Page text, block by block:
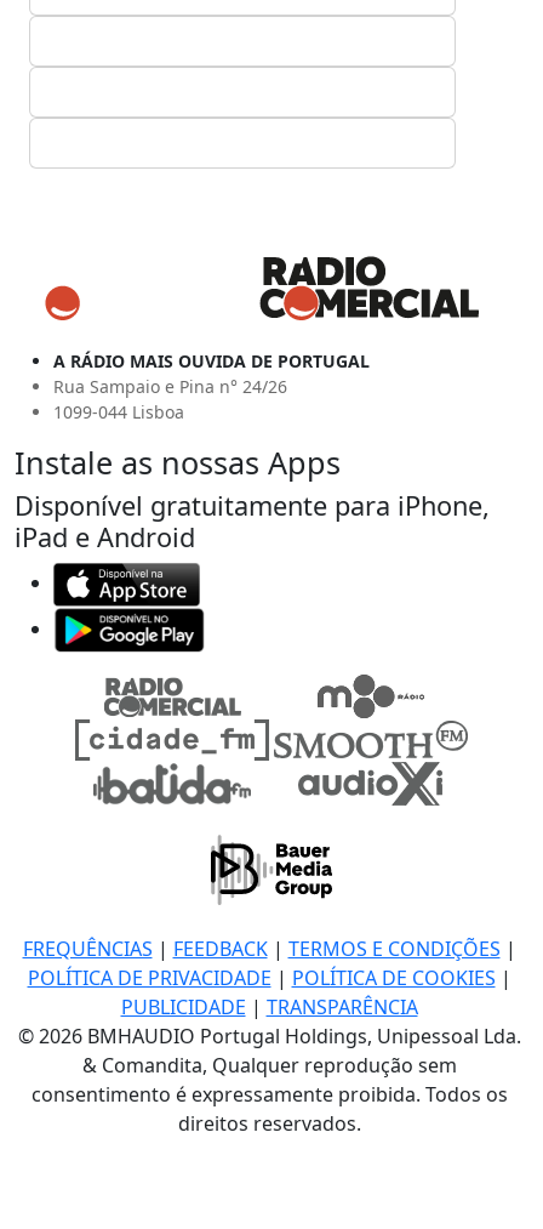
A RÁDIO MAIS OUVIDA DE PORTUGAL
Rua Sampaio e Pina n° 24/26
1099-044 Lisboa
Instale as nossas Apps
Disponível gratuitamente para iPhone,
iPad e Android
FREQUÊNCIAS | FEEDBACK| TERMOS E CONDIÇÕES |
POLÍTICA DE PRIVACIDADE | POLÍTICA DE COOKIES |
PUBLICIDADE | TRANSPARÊNCIA
© 2026 BMHAUDIO Portugal Holdings, Unipessoal Lda.
& Comandita, Qualquer reprodução sem
consentimento é expressamente proibida. Todos os
direitos reservados.